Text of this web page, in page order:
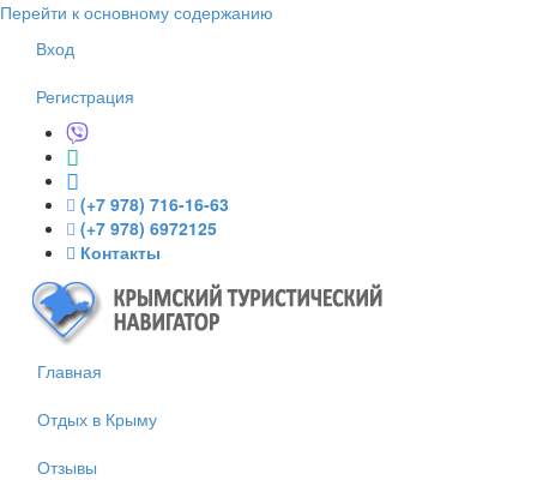
Перейти к основному содержанию
Вход
Регистрация
(+7 978) 716-16-63
(+7 978) 6972125
Контакты
Главная
Отдых в Крыму
Отзывы